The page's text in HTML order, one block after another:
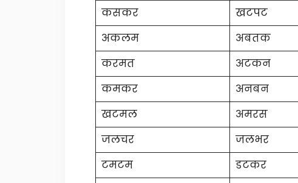
कसकर
खटपट
अकलम
अबतक
करमत
अटकन
कमकर
अनबन
खटमल
अमरस
जलचर
जलभर
टमटम
डटकर